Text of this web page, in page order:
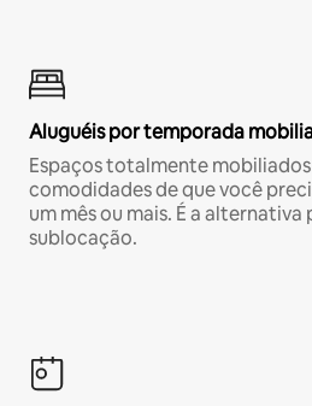
Aluguéis por temporada
Espaços totalmente
comodidades de que você
um mês ou mais. É a
sublocação.